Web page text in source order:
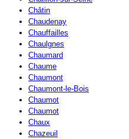
Châtin
Chaudenay
Chauffailles
Chaulgnes
Chaumard
Chaume
Chaumont
Chaumont-le-Bois
Chaumot
Chaumot
Chaux
Chazeuil